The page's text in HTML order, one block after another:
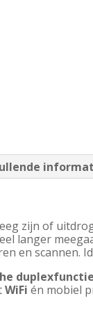
zijn of
langer
en scannen.
WiFi én mobiel